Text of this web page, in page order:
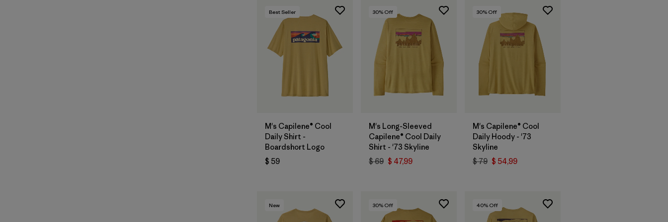
Best Seller
M's Capilene® Cool
Daily Shirt -
Boardshort Logo
$ 59
30% Off
M's Long-Sleeved
Capilene® Cool Daily
Shirt - '73 Skyline
$ 69 $ 47,99
30% Off
M's Capilene® Cool
Daily Hoody - '73
Skyline
$ 79 $ 54,99
New 30% Off 40% Off